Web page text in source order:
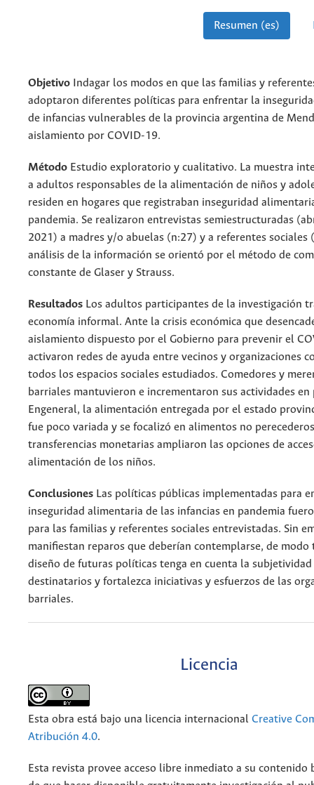
Resumen (es)
Objetivo Indagar los modos en que las familias y
adoptaron diferentes políticas para enfrentar la
de infancias vulnerables de la provincia argentina de
aislamiento por COVID-19.
Método Estudio exploratorio y cualitativo. La muestra
a adultos responsables de la alimentación de niños y
residen en hogares que registraban inseguridad
pandemia. Se realizaron entrevistas semiestructuradas
2021) a madres y/o abuelas (n:27) y a referentes sociales
análisis de la información se orientó por el método de
constante de Glaser y Strauss.
Resultados Los adultos participantes de la investigación
economía informal. Ante la crisis económica que
aislamiento dispuesto por el Gobierno para prevenir el
activaron redes de ayuda entre vecinos y organizaciones
todos los espacios sociales estudiados. Comedores y
barriales mantuvieron e incrementaron sus actividades en
Engeneral, la alimentación entregada por el estado
fue poco variada y se focalizó en alimentos no
transferencias monetarias ampliaron las opciones de
alimentación de los niños.
Conclusiones Las políticas públicas implementadas para
inseguridad alimentaria de las infancias en pandemia
para las familias y referentes sociales entrevistadas. Sin
manifiestan reparos que deberían contemplarse, de modo
diseño de futuras políticas tenga en cuenta la subjetividad
destinatarios y fortalezca iniciativas y esfuerzos de las
barriales.
Licencia
Esta obra está bajo una licencia internacional Creative
Atribución 4.0.
Esta revista provee acceso libre inmediato a su contenido